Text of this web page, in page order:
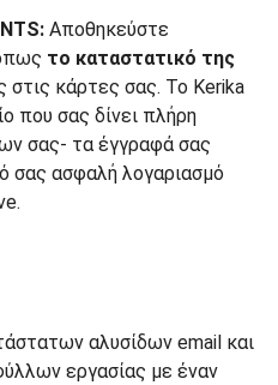
Αποθηκεύστε
το καταστατικό της
στις κάρτες σας. Το Kerika
που σας δίνει πλήρη
σας- τα έγγραφά σας
σας ασφαλή λογαριασμό
αλυσίδων email και
εργασίας με έναν